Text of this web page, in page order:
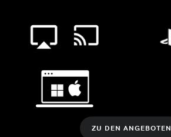
ZU DEN ANGEBOTEN